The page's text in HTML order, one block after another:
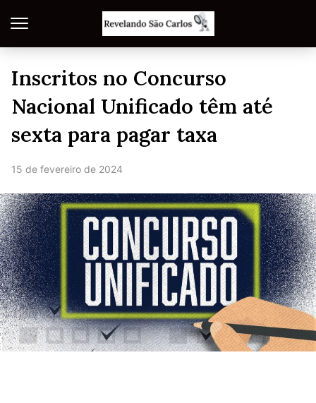
Inscritos no Concurso
Nacional Unificado têm até
sexta para pagar taxa
15 de fevereiro de 2024